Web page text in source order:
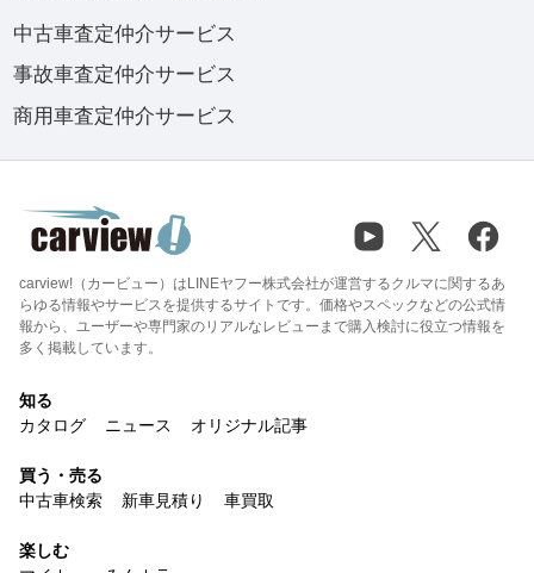
中古車査定仲介サービス
事故車査定仲介サービス
商用車査定仲介サービス
carview!（カービュー）はLINEヤフー株式会社が運営するクルマに関するあ
らゆる情報やサービスを提供するサイトです。価格やスペックなどの公式情
報から、ユーザーや専門家のリアルなレビューまで購入検討に役立つ情報を
多く掲載しています。
知る
カタログ
ニュース オリジナル記事
買う・売る
中古車検索
新車見積り 車買取
楽しむ